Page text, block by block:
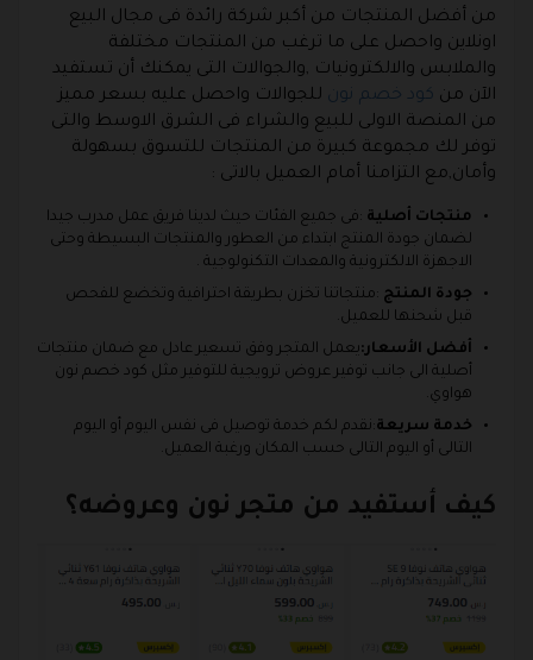
من أفضل المنتجات من أكبر شركة رائدة فى مجال البيع
اونلاين واحصل على ما ترغب من المنتجات مختلفة
والملابس والالكترونيات ,والجوالات التى يمكنك أن تستفيد
الآن من كود خصم نون للجوالات واحصل عليه بسعر مميز
من المنصة الاولى للبيع والشراء فى الشرق الاوسط والتى
توفر لك مجموعة كبيرة من المنتجات للتسوق بسهولة
وأمان,مع التزامنا أمام العميل بالاتى :
منتجات أصلية :فى جميع الفئات حيث لدينا فريق عمل مدرب جيدا
لضمان جودة المنتج ابتداء من العطور والمنتجات البسيطة وحتى
الاجهزة الالكترونية والمعدات التكنولوجية .
جودة المنتج :منتجاتنا تخزن بطريقة احترافية وتخضع للفحص
قبل شحنها للعميل.
أفضل الأسعار:يعمل المتجر وفق تسعير عادل مع ضمان منتجات
أصلية الى جانب توفير عروض ترويجية للتوفير مثل كود خصم نون
هواوي.
خدمة سريعة :نقدم لكم خدمة توصيل فى نفس اليوم أو اليوم
التالى أو اليوم التالى حسب المكان ورغبة العميل.
كيف أستفيد من متجر نون وعروضه؟